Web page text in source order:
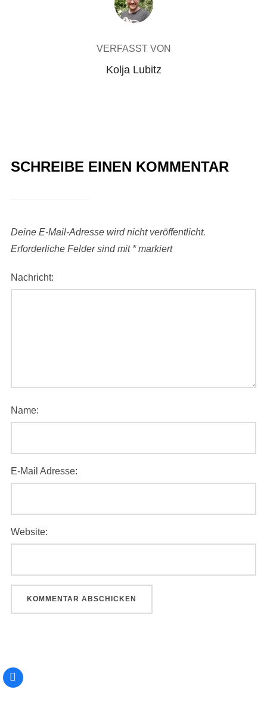
VERFASST VON
Kolja Lubitz
SCHREIBE EINEN KOMMENTAR
Deine E-Mail-Adresse wird nicht veröffentlicht.
Erforderliche Felder sind mit *markiert
Nachricht:
Name:
E-Mail Adresse:
Website: